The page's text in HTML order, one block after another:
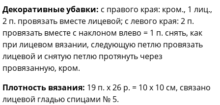
Декоративные убавки: с правого края: кром., 1 лиц.,
2 п. провязать вместе лицевой; с левого края: 2 п.
провязать вместе с наклоном влево = 1 п. снять, как
при лицевом вязании, следующую петлю провязать
лицевой и снятую петлю протянуть через
провязанную, кром.
Плотность вязания: 19 п. х 26 р. = 10 х 10 см, связано
лицевой гладью спицами № 5.